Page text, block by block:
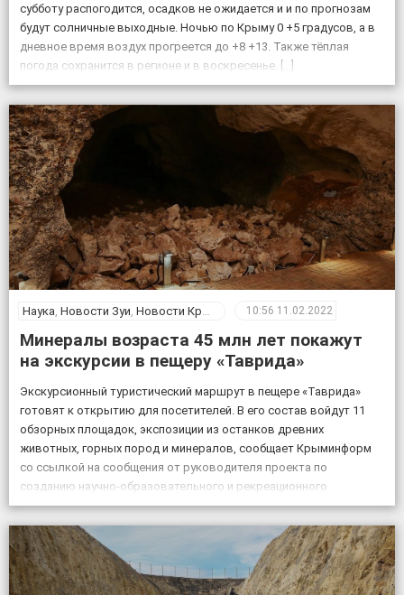
субботу распогодится, осадков не ожидается и и по прогнозам
будут солничные выходные. Ночью по Крыму 0 +5 градусов, а в
дневное время воздух прогреется до +8 +13. Также тёплая
погода сохранится в регионе и в воскресенье. […]
Наука Новости Зуи Новости Крыма 10:56 11.02.2022
Минералы возраста 45 млн лет покажут
на экскурсии в пещеру «Таврида»
Экскурсионный туристический маршрут в пещере «Таврида»
готовят к открытию для посетителей. В его состав войдут 11
обзорных площадок, экспозиции из останков древних
животных, горных пород и минералов, сообщает Крыминформ
со ссылкой на сообщения от руководителя проекта по
созданию научно-образовательного и рекреационного
комплекса на базе пещеры Таврида, старшего преподавателя
Крымского федерального университета Геннадия Самохина. «На
протяжении […]